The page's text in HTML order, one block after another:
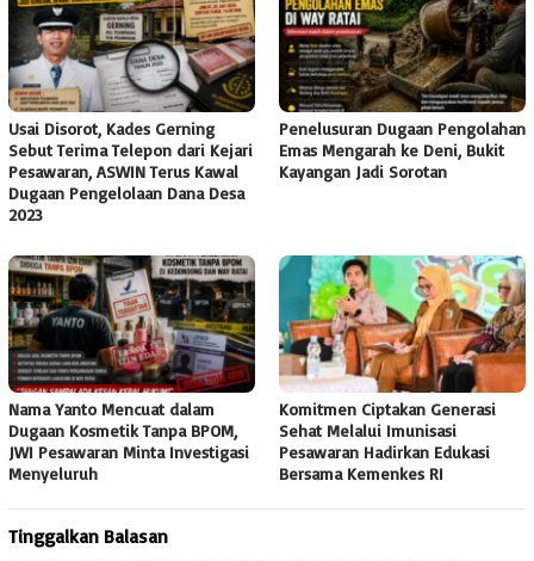
Usai Disorot, Kades Gerning
Sebut Terima Telepon dari Kejari
Pesawaran, ASWIN Terus Kawal
Dugaan Pengelolaan Dana Desa
2023
Penelusuran Dugaan Pengolahan
Emas Mengarah ke Deni, Bukit
Kayangan Jadi Sorotan
Nama Yanto Mencuat dalam
Dugaan Kosmetik Tanpa BPOM,
JWI Pesawaran Minta Investigasi
Menyeluruh
Komitmen Ciptakan Generasi
Sehat Melalui Imunisasi
Pesawaran Hadirkan Edukasi
Bersama Kemenkes RI
Tinggalkan Balasan